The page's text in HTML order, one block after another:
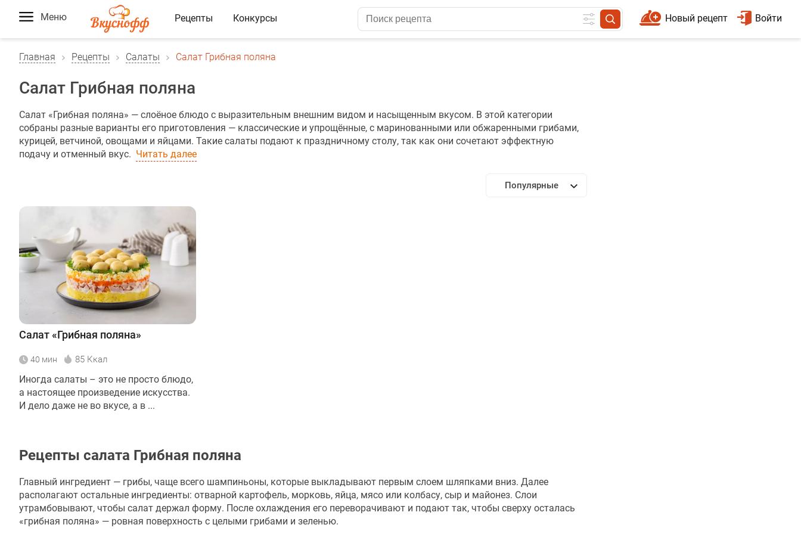
Меню Рецепты Конкурсы Войти
Новый рецепт
Главная Рецепты Салаты Салат Грибная поляна
Салат Грибная поляна
Салат «Грибная поляна» — слоёное блюдо с выразительным внешним видом и насыщенным вкусом. В этой категории
собраны разные варианты его приготовления — классические и упрощённые, с маринованными или обжаренными грибами,
курицей, ветчиной, овощами и яйцами. Такие салаты подают к праздничному столу, так как они сочетают эффектную
подачу и отменный вкус. Читать далее
Популярные
Салат «Грибная поляна»
40 мин 85 Ккал
Иногда салаты – это не просто блюдо,
а настоящее произведение искусства.
И дело даже не во вкусе, а в ...
Рецепты салата Грибная поляна
Главный ингредиент — грибы, чаще всего шампиньоны, которые выкладывают первым слоем шляпками вниз. Далее
располагают остальные ингредиенты: отварной картофель, морковь, яйца, мясо или колбасу, сыр и майонез. Слои
утрамбовывают, чтобы салат держал форму. После охлаждения его переворачивают и подают так, чтобы сверху осталась
«грибная поляна» — ровная поверхность с целыми грибами и зеленью.